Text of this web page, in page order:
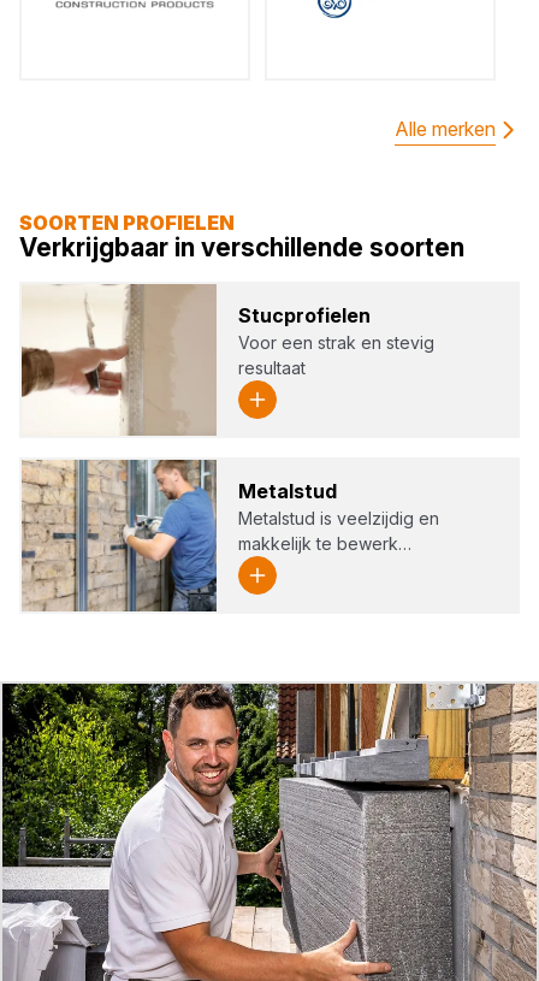
Alle merken
SOORTEN PROFIELEN
Verkrijgbaar in verschillende soorten
Stuc­pro­fie­len
Voor een strak en stevig
resultaat
Metal­stud
Metalstud is veelzijdig en
makkelijk te bewerk…